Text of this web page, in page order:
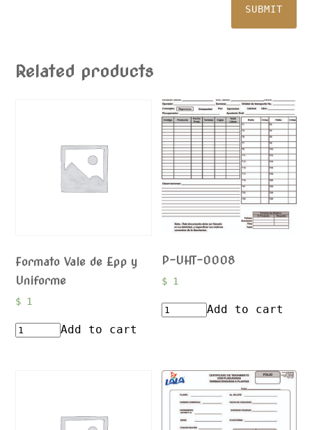
Related products
Formato Vale de Epp y
Uniforme
$1
Add to cart
P-UHT-0008
$ 1
Add to cart